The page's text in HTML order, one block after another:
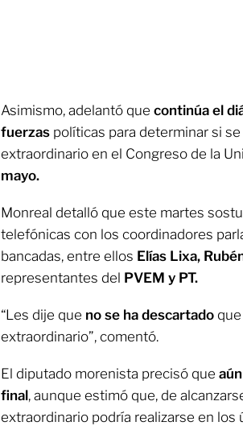
Asimismo, adelantó que continúa el
fuerzas políticas para determinar si
extraordinario en el Congreso de la
mayo.
Monreal detalló que este martes
telefónicas con los coordinadores
bancadas, entre ellos Elías Lixa,
representantes del PVEM y PT.
“Les dije que no se ha descartado
extraordinario”, comentó.
El diputado morenista precisó que
final, aunque estimó que, de
extraordinario podría realizarse en los